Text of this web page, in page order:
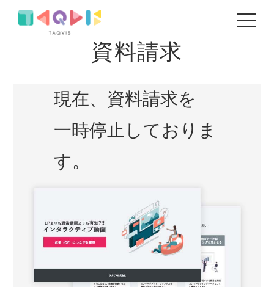
資料請求
現在、資料請求を
一時停止しておりま
す。